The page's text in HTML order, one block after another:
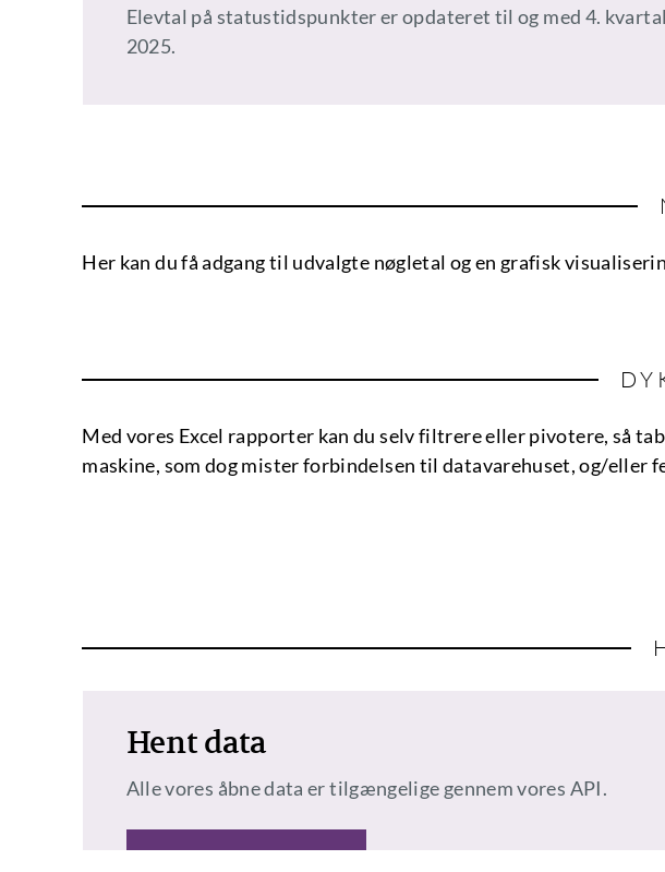
Elevtal på statustidspunkter er opdateret til og med 4. kvartal
2025.
Her kan du få adgang til udvalgte nøgletal og en grafisk
Med vores Excel rapporter kan du selv filtrere eller pivotere, så
maskine, som dog mister forbindelsen til datavarehuset, og/eller
Hent data
Alle vores åbne data er tilgængelige gennem vores API.